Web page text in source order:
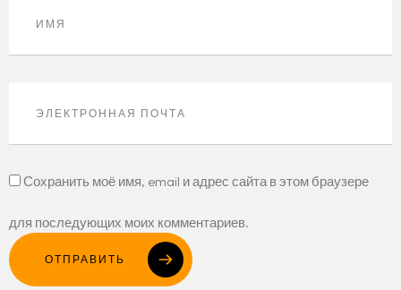
Сохранить моё имя, email и адрес сайта в этом браузере
для последующих моих комментариев.
ОТПРАВИТЬ